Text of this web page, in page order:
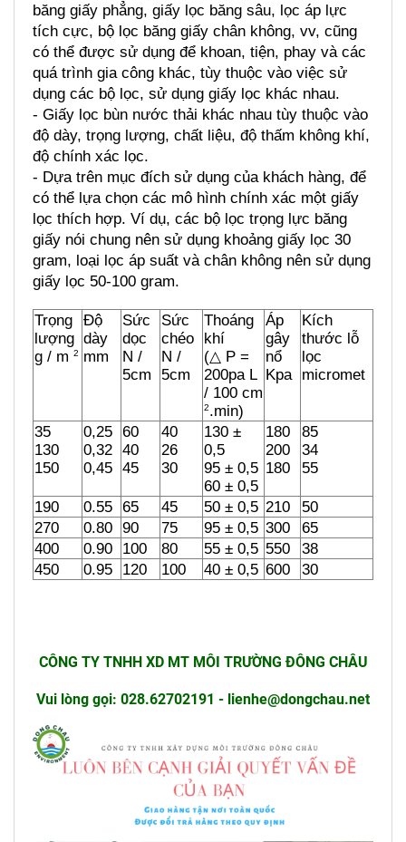
băng giấy phẳng, giấy lọc băng sâu, lọc áp lực
tích cực, bộ lọc băng giấy chân không, vv, cũng
có thể được sử dụng để khoan, tiện, phay và các
quá trình gia công khác, tùy thuộc vào việc sử
dụng các bộ lọc, sử dụng giấy lọc khác nhau.
- Giấy lọc bùn nước thải khác nhau tùy thuộc vào
độ dày, trọng lượng, chất liệu, độ thấm không khí,
độ chính xác lọc.
- Dựa trên mục đích sử dụng của khách hàng, để
có thể lựa chọn các mô hình chính xác một giấy
lọc thích hợp. Ví dụ, các bộ lọc trọng lực băng
giấy nói chung nên sử dụng khoảng giấy lọc 30
gram, loại lọc áp suất và chân không nên sử dụng
giấy lọc 50-100 gram.
Trọng
lượng
g / m 2
Độ
dày
mm
Sức
dọc
N /
5cm
Sức
chéo
N /
5cm
Thoáng
khí
(△ P =
200pa L
2.min)
Áp
gây
nổ
Kpa
Kích
thước lỗ
lọc
micromet
35
130
150
0,25
0,32
0,45
60
40
45
40
26
30
130 ±
0,5
95 ± 0,5
60 ± 0,5
180
200
180
85
34
55
190 0.55 65 45 50 ± 0,5 210
50
270
0.80 90 75 95 ± 0,5 300
65
400
0.90 100 80 55 ± 0,5 550
38
450
0.95 120 100 40 ± 0,5 600 30
CÔNG TY TNHH XD MT MÔI TRƯỜNG ĐÔNG CHÂU
Vui lòng gọi: 028.62702191 - lienhe@dongchau.net